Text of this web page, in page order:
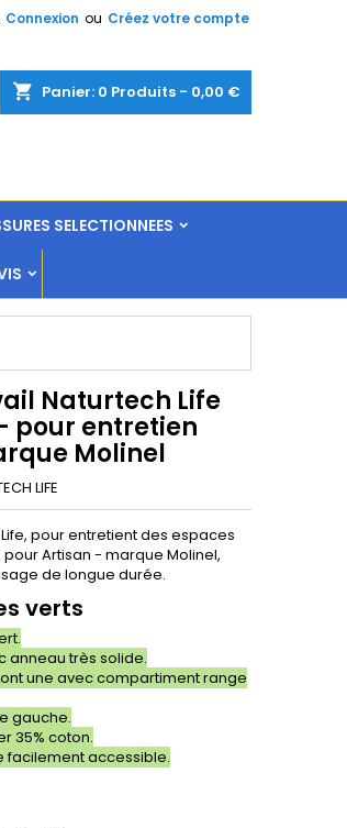
Connexion ou Créez votre compte
shopping_cart Panier: 0 Produits - 0,00 €
SELECTIONNEES
Naturtech Life
pour entretien
Molinel
LIFE
pour entretient des espaces
Artisan - marque Molinel,
de longue durée.
verts
anneau très solide.
une avec compartiment range
gauche.
35% coton.
facilement accessible.